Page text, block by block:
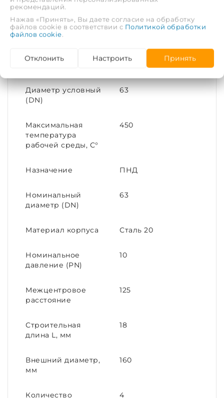
Рабочая среда Вода, пар
Рабочее давление,
1
Стяжной
Диаметр условный
(DN)
63
Максимальная
температура
рабочей среды, С°
450
Назначение ПНД
Номинальный
диаметр (DN)
63
Материал корпуса Сталь 20
Номинальное
давление (PN)
10
Межцентровое
расстояние
125
Строительная
длина L, мм
18
Внешний диаметр,
мм
160
Количество
4
рекомендаций.
Нажав «Принять», Вы даете согласие на обработку
файлов cookie в соответствии с Политикой обработки
файлов cookie.
Отклонить Настроить Принять